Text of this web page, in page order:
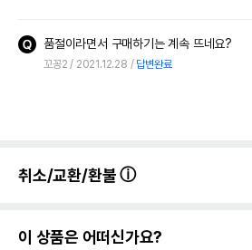
품절이라면서 구매하기는 계속 뜨네요?
꼬꽁2 2021.12.28 답변완료
취소/교환/환불
이 상품은 어떠신가요?